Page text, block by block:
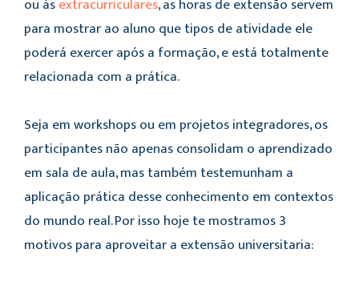
para mostrar ao aluno que tipos de atividade ele
poderá exercer após a formação, e está totalmente
relacionada com a prática.
Seja em workshops ou em projetos integradores, os
participantes não apenas consolidam o aprendizado
em sala de aula, mas também testemunham a
aplicação prática desse conhecimento em contextos
do mundo real. Por isso hoje te mostramos 3
motivos para aproveitar a extensão universitaria: